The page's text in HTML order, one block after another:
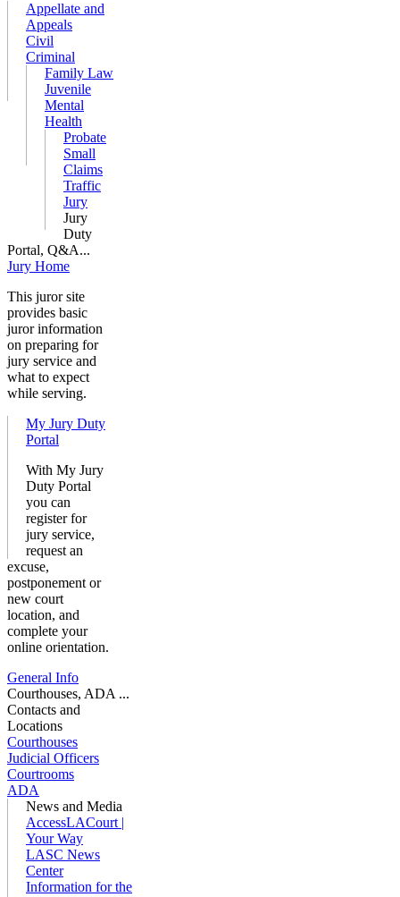
Appellate and
Appeals
Civil
Criminal
Family Law
Juvenile
Mental
Health
Probate
Small
Claims
Traffic
Jury
Jury
Duty
Portal, Q&A...
Jury Home
This juror site
provides basic
juror information
on preparing for
jury service and
what to expect
while serving.
My Jury Duty
Portal
With My Jury
Duty Portal
you can
register for
jury service,
request an
excuse,
postponement or
new court
location, and
complete your
online orientation.
General Info
Courthouses, ADA ...
Contacts and
Locations
Courthouses
Judicial Officers
Courtrooms
ADA
News and Media
AccessLACourt |
Your Way
LASC News
Center
Information for the